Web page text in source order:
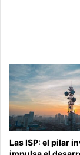
Las ISP: el pilar